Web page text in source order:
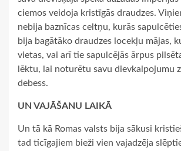
ciemos veidoja kristīgās draudzes.
nebija baznīcas celtņu, kurās
bija bagātāko draudzes locekļu mājas,
vietas, vai arī tie sapulcējās ārpus
lēktu, lai noturētu savu dievkalpojumu
debess.
UN VAJĀŠANU LAIKĀ
Un tā kā Romas valsts bija sākusi
tad ticīgajiem bieži vien vajadzēja